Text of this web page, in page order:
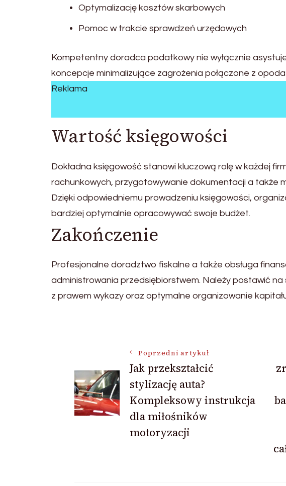
Optymalizację kosztów skarbowych
Pomoc w trakcie sprawdzeń urzędowych
Kompetentny doradca podatkowy nie wyłącznie
koncepcje minimalizujące zagrożenia połączone z
Reklama
Wartość księgowości
Dokładna księgowość stanowi kluczową rolę w każdej
rachunkowych, przygotowywanie dokumentacji a także
Dzięki odpowiedniemu prowadzeniu księgowości,
bardziej optymalnie opracowywać swoje budżet.
Zakończenie
Profesjonalne doradztwo fiskalne a także obsługa
administrowania przedsiębiorstwem. Należy postawić
z prawem wykazy oraz optymalne organizowanie
Nawigacja
wpisu
Poprzedni artykuł
Jak przekształcić
stylizację auta?
Kompleksowy instrukcja
dla miłośników
motoryzacji